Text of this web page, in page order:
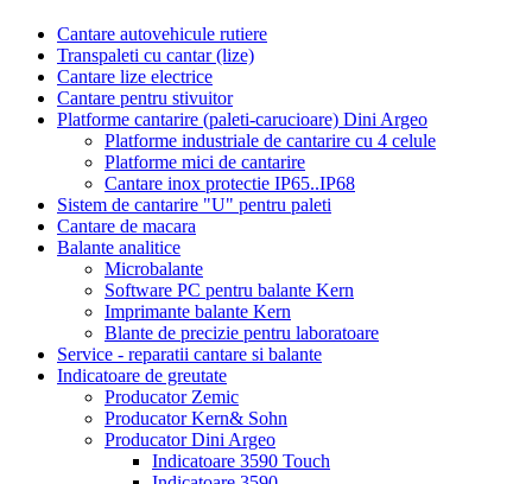
Cantare autovehicule rutiere
Transpaleti cu cantar (lize)
Cantare lize electrice
Cantare pentru stivuitor
Platforme cantarire (paleti-carucioare) Dini Argeo
Platforme industriale de cantarire cu 4 celule
Platforme mici de cantarire
Cantare inox protectie IP65..IP68
Sistem de cantarire "U" pentru paleti
Cantare de macara
Balante analitice
Microbalante
Software PC pentru balante Kern
Imprimante balante Kern
Blante de precizie pentru laboratoare
Service - reparatii cantare si balante
Indicatoare de greutate
Producator Zemic
Producator Kern& Sohn
Producator Dini Argeo
Indicatoare 3590 Touch